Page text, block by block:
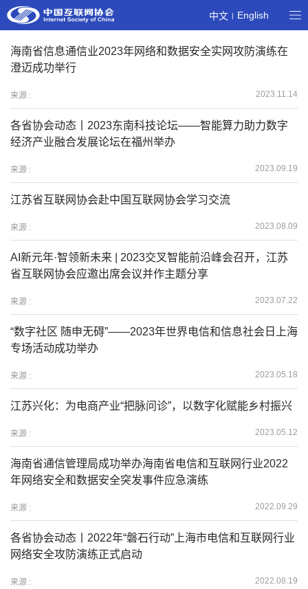
中文 | English
海南省信息通信业2023年网络和数据安全实网攻防演练在
澄迈成功举行
来源 : 2023.11.14
各省协会动态丨2023东南科技论坛——智能算力助力数字
经济产业融合发展论坛在福州举办
来源 : 2023.09.19
江苏省互联网协会赴中国互联网协会学习交流
来源 : 2023.08.09
AI新元年·智领新未来 | 2023交叉智能前沿峰会召开，江苏
省互联网协会应邀出席会议并作主题分享
来源 : 2023.07.22
“数字社区 随申无碍”——2023年世界电信和信息社会日上海
专场活动成功举办
来源 : 2023.05.18
江苏兴化：为电商产业“把脉问诊”，以数字化赋能乡村振兴
来源 : 2023.05.12
海南省通信管理局成功举办海南省电信和互联网行业2022
年网络安全和数据安全突发事件应急演练
来源 : 2022.09.29
各省协会动态丨2022年“磐石行动”上海市电信和互联网行业
网络安全攻防演练正式启动
来源 : 2022.08.19